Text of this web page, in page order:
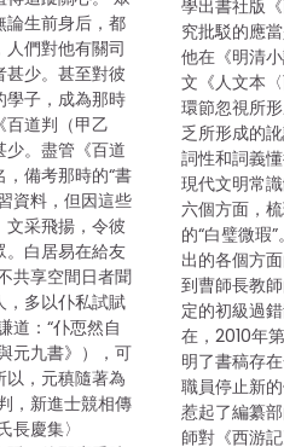
論生前身后，都
們對他有關司
甚少。甚至對彼
學子，成為那時
百道判（甲乙
少。盡管《百道
備考那時的“書
資料，但因這些
文采飛揚，令彼
。白居易在給友
共享空間日者聞
，多以仆私試賦
道：“仆恧然自
元九書》），可
，元稹隨著為
，新進士競相傳
長慶集〉
學出書社版
究批駁的應
他在《明清
文《人文本
環節忽視所
乏所形成的
詞性和詞義
現代文明常
六個方面，
的“白璧微瑕
出的各個方
到曹師長教
定的初級過
在，2010年
明了書稿存
職員停止新
惹起了編纂
師對《西游